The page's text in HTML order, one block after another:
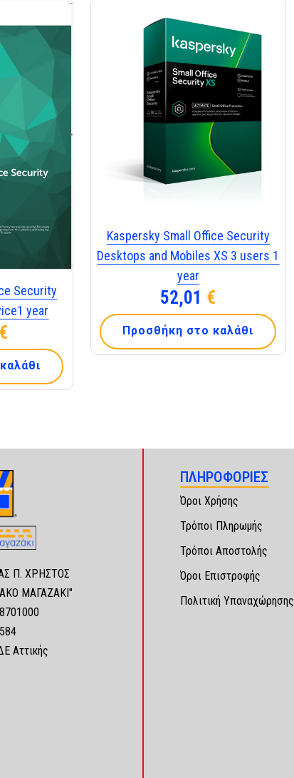
Security
year
€
Kaspersky Small Office Security
Desktops and Mobiles XS 3 users 1
year
52,01 €
Προσθήκη στο καλάθι
Π. ΧΡΗΣΤΟΣ
ΜΑΓΑΖΑΚΙ"
Αττικής
ΠΛΗΡΟΦΟΡΙΕΣ
Όροι Χρήσης
Τρόποι Πληρωμής
Τρόποι Αποστολής
Όροι Επιστροφής
Πολιτική Υπαναχώρησης